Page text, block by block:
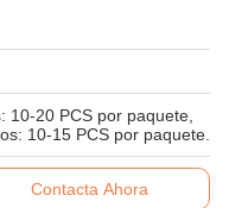
10-20 PCS por paquete,
10-15 PCS por paquete.
Moneygram
Contacta Ahora